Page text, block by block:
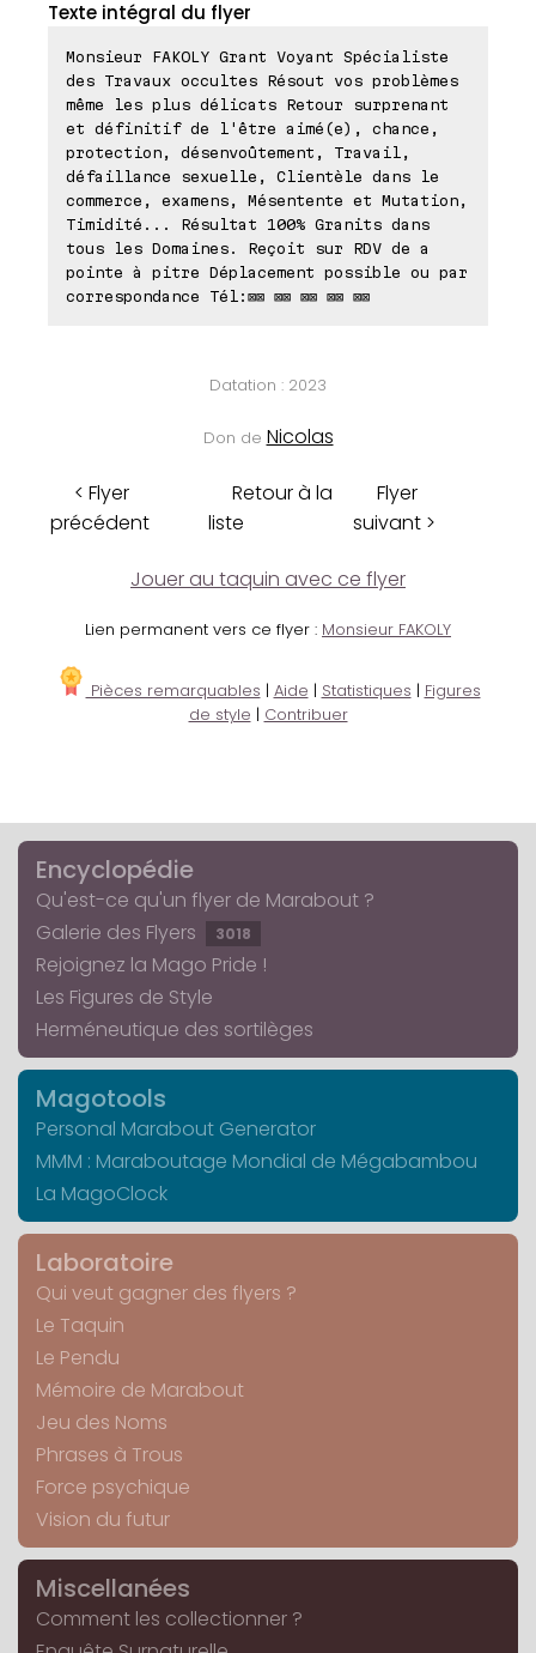
Texte intégral du flyer
Monsieur FAKOLY Grant Voyant Spécialiste
des Travaux occultes Résout vos problèmes
même les plus délicats Retour surprenant
et définitif de l'être aimé(e), chance,
protection, désenvoûtement, Travail,
défaillance sexuelle, Clientèle dans le
commerce, examens, Mésentente et Mutation,
Timidité... Résultat 100% Granits dans
tous les Domaines. Reçoit sur RDV de a
pointe à pitre Déplacement possible ou par
correspondance Tél:⊠⊠ ⊠⊠ ⊠⊠ ⊠⊠ ⊠⊠
Datation : 2023
Don de Nicolas
< Flyer
précédent
Retour à la
liste
Flyer
suivant >
Jouer au taquin avec ce flyer
Lien permanent vers ce flyer : Monsieur FAKOLY
Pièces remarquables | Aide | Statistiques | Figures
de style | Contribuer
Encyclopédie
Qu'est-ce qu'un flyer de Marabout ?
Galerie des Flyers
3018
Rejoignez la Mago Pride !
Les Figures de Style
Herméneutique des sortilèges
Magotools
Personal Marabout Generator
MMM : Maraboutage Mondial de Mégabambou
La MagoClock
Laboratoire
Qui veut gagner des flyers ?
Le Taquin
Le Pendu
Mémoire de Marabout
Jeu des Noms
Phrases à Trous
Force psychique
Vision du futur
Miscellanées
Comment les collectionner ?